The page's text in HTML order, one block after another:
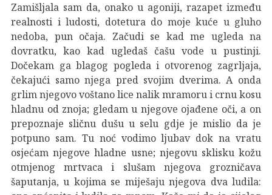
Zamišljala sam da, onako u agoniji, razapet između
realnosti i ludosti, dotetura do moje kuće u gluho
nedoba, pun očaja. Začudi se kad me ugleda na
dovratku, kao kad ugledaš čašu vode u pustinji.
Dočekam ga blagog pogleda i otvorenog zagrljaja,
čekajući samo njega pred svojim dverima. A onda
grlim njegovo voštano lice nalik mramoru i crnu kosu
hladnu od znoja; gledam u njegove ojađene oči, a on
prepoznaje sličnu dušu u selu gdje je mislio da je
potpuno sam. Tu noć vodimo ljubav dok na vratu
osjećam njegove hladne usne; njegovu sklisku kožu
otmjenog mrtvaca i slušam njegova grozničava
šaputanja, u kojima se miješaju njegova dva ludila: